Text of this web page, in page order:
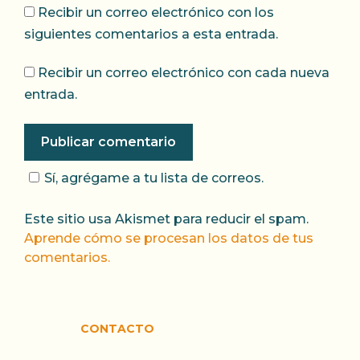
information is safe and protected. So why
wait? Sign up today and embark on a
and unforgettable moments.
Exclusive Rewards and
Benefits at Luxury Casino
arena and prepare for epic wins that will
leave you breathless! In this exclusive space,
every detail has been meticulously crafted to
sound of excitement, setting the stage for
Recibir un correo electrónico con los
siguientes comentarios a esta entrada.
Recibir un correo electrónico con cada nueva
entrada.
Sí, agrégame a tu lista de correos.
Este sitio usa Akismet para reducir el spam.
Aprende cómo se procesan los datos de tus
comentarios.
CONTACTO